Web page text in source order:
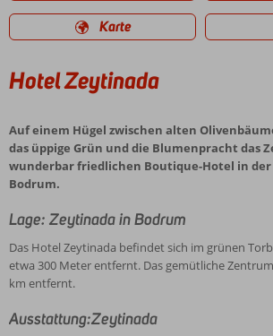
Karte
Hotel Zeytinada
Auf einem Hügel zwischen alten
das üppige Grün und die Blumenpracht das
wunderbar friedlichen Boutique-Hotel in
Bodrum.
Lage: Zeytinada in Bodrum
Das Hotel Zeytinada befindet sich im grünen
etwa 300 Meter entfernt. Das gemütliche
km entfernt.
Ausstattung:Zeytinada